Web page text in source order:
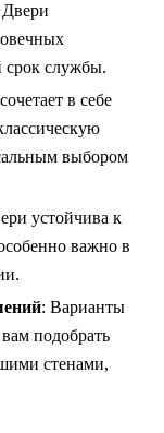
Двери
срок службы.
в себе
выбором
устойчива к
важно в
: Варианты
подобрать
стенами,